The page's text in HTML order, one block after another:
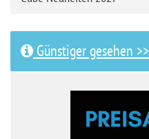
Günstiger gesehen >>